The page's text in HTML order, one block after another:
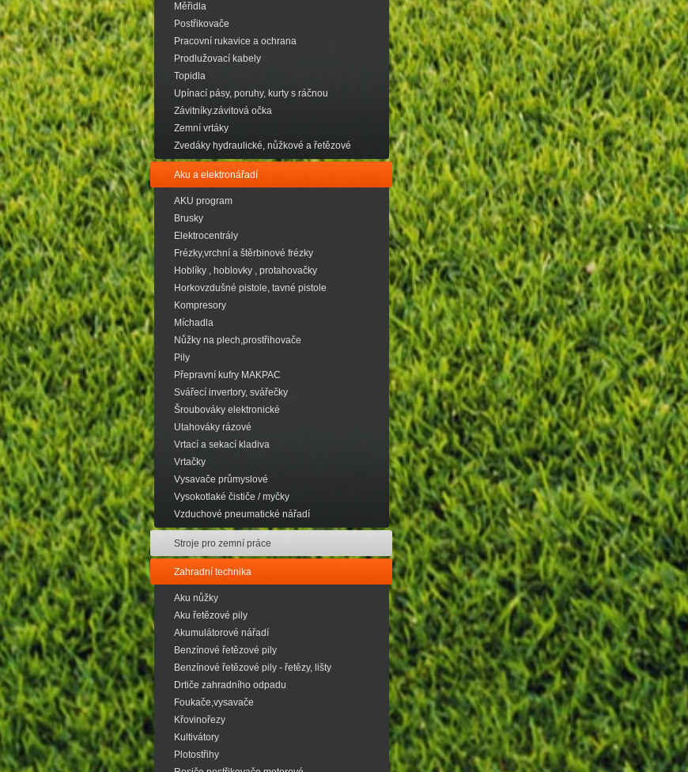
Měřidla
Postřikovače
Pracovní rukavice a ochrana
Prodlužovací kabely
Topidla
Upínací pásy, poruhy, kurty s ráčnou
Závitníky.závitová očka
Zemní vrtáky
Zvedáky hydraulické, nůžkové a řetězové
Aku a elektronářadí
AKU program
Brusky
Elektrocentrály
Frézky,vrchní a štěrbinové frézky
Hoblíky , hoblovky , protahovačky
Horkovzdušné pistole, tavné pistole
Kompresory
Míchadla
Nůžky na plech,prostřihovače
Pily
Přepravní kufry MAKPAC
Svářecí invertory, svářečky
Šroubováky elektronické
Utahováky rázové
Vrtací a sekací kladiva
Vrtačky
Vysavače průmyslové
Vysokotlaké čističe / myčky
Vzduchové pneumatické nářadí
Stroje pro zemní práce
Zahradní technika
Aku nůžky
Aku řetězové pily
Akumulátorové nářadí
Benzínové řetězové pily
Benzínové řetězové pily - řetězy, lišty
Drtiče zahradního odpadu
Foukače,vysavače
Křovinořezy
Kultivátory
Plotostřihy